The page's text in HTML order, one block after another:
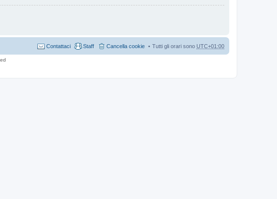
Tutti gli orari sono UTC+01:00
Cancella cookie
Staff
Contattaci